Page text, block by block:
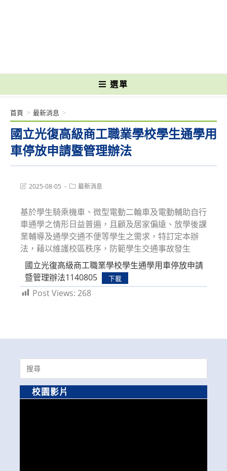
選單
國立光復高級商工職業學校學生通學用
車停放申請暨管理辦法
首頁 > 最新消息 >
Post2025-08-05
Post最新消息
基於學生騎乘機車、微型電動二輪車及電動輔助自行
車通學之情形日益普遍，且顧及居家偏遠、放學後課
業輔導及通學交通不便等學生之需求，特訂定本辦
法，藉以維護校區秩序，防範學生交通事故發生
國立光復高級商工職業學校學生通學用車停放申請
暨管理辦法1140805
下載
Post Views: 268
Search
for:
校園影片